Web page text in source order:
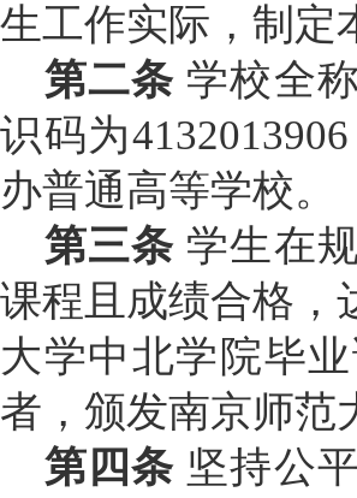
生工作实际，制定
第二条 学校全
识码为4132013906
办普通高等学校。
第三条 学生在
课程且成绩合格，
大学中北学院毕
者，颁发南京师范
第四条 坚持公